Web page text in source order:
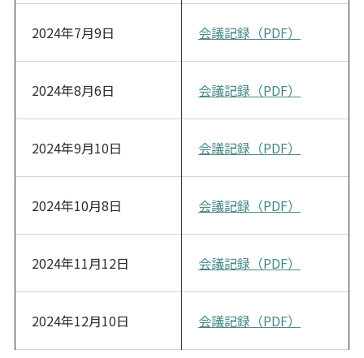
2024年7月9日 会議記録（PDF）
2024年8月6日 会議記録（PDF）
2024年9月10日 会議記録（PDF）
2024年10月8日 会議記録（PDF）
2024年11月12日 会議記録（PDF）
2024年12月10日 会議記録（PDF）